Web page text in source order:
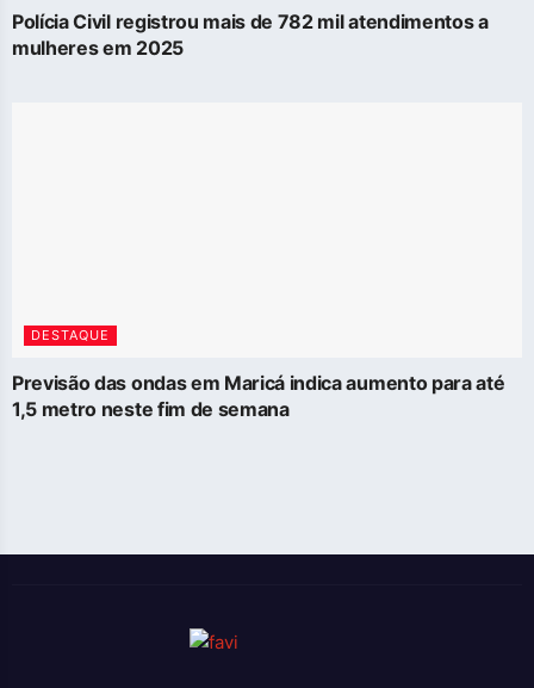
Polícia Civil registrou mais de 782 mil atendimentos a
mulheres em 2025
DESTAQUE
Previsão das ondas em Maricá indica aumento para até
1,5 metro neste fim de semana